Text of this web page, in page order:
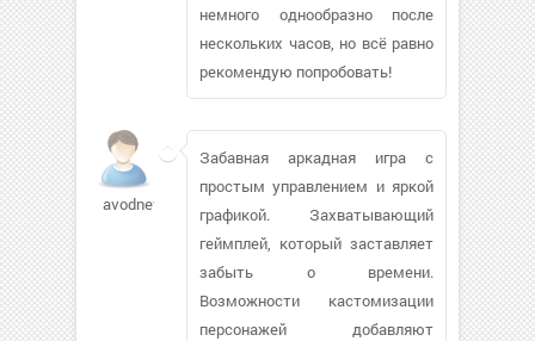
немного однообразно после
нескольких часов, но всё равно
рекомендую попробовать!
avodnev184
Забавная аркадная игра с
простым управлением и яркой
графикой. Захватывающий
геймплей, который заставляет
забыть о времени.
Возможности кастомизации
персонажей добавляют